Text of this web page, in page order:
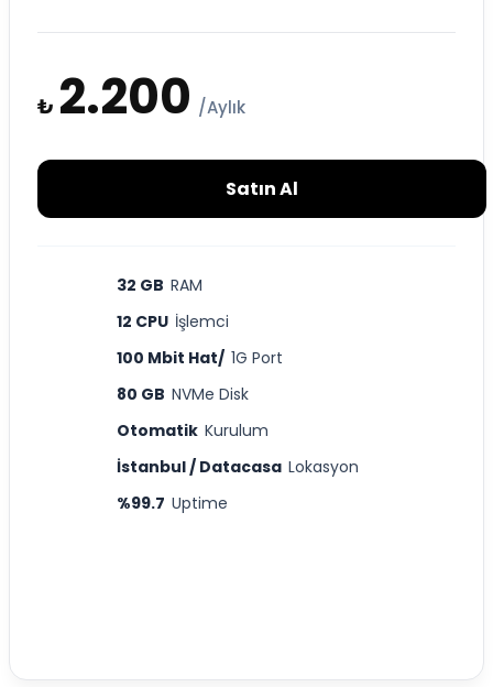
₺ 2.200 /Aylık
Satın Al
32 GB RAM
12 CPU İşlemci
100 Mbit Hat/ 1G Port
80 GB NVMe Disk
Otomatik Kurulum
İstanbul / Datacasa Lokasyon
%99.7 Uptime